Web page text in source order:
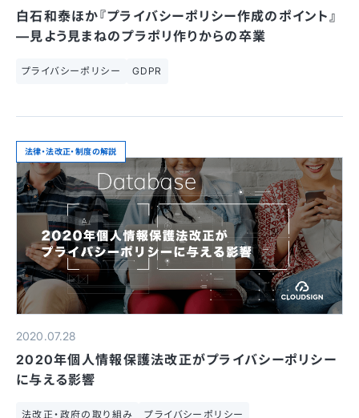
白石和泰ほか『プライバシーポリシー作成のポイント』
—見よう見まねのプラポリ作りからの卒業
プライバシーポリシー GDPR
法律・法改正・制度の解説
2020.07.28
2020年個人情報保護法改正がプライバシーポリシー
に与える影響
法改正・政府の取り組み プライバシーポリシー